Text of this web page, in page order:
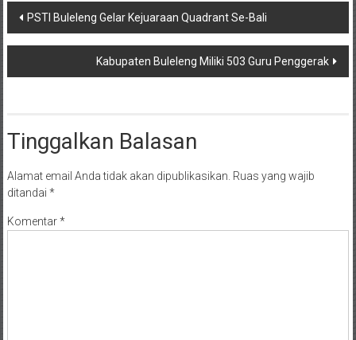
Navigasi
pos
PSTI Buleleng Gelar Kejuaraan Quadrant Se-Bali
Kabupaten Buleleng Miliki 503 Guru Penggerak
Tinggalkan Balasan
Alamat email Anda tidak akan dipublikasikan. Ruas yang wajib
ditandai *
Komentar*